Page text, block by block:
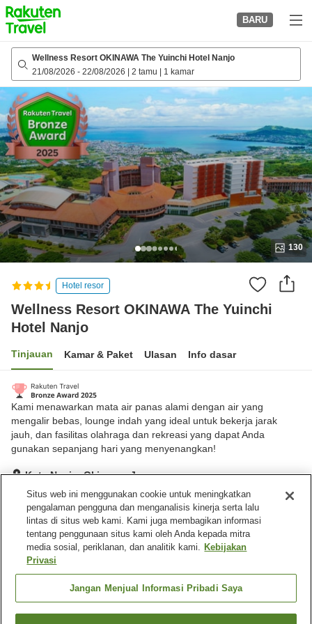
to
top
page
BARU
Wellness Resort OKINAWA The Yuinchi Hotel Nanjo
21/08/2026 - 22/08/2026 2 tamu 1 kamar
130
Hotel resor
Wellness Resort OKINAWA The Yuinchi
Hotel Nanjo
Tinjauan Kamar & Paket Ulasan Info dasar
Kami menawarkan mata air panas alami dengan air yang
mengalir bebas, lounge indah yang ideal untuk bekerja jarak
jauh, dan fasilitas olahraga dan rekreasi yang dapat Anda
gunakan sepanjang hari yang menyenangkan!
Kota Nanjo, Okinawa, Jepang
Lihat di peta
Hebat Ulasan:840
Fasilitas properti
Tempat parkir
Sauna
Spa / Salon kecantikan
Gym / Klub kebugaran
Situs web ini menggunakan cookie untuk meningkatkan
pengalaman pengguna dan menganalisis kinerja serta lalu
lintas di situs web kami. Kami juga membagikan informasi
tentang penggunaan situs kami oleh Anda kepada mitra
media sosial, periklanan, dan analitik kami. Kebijakan
Privasi
Jangan Menjual Informasi Pribadi Saya